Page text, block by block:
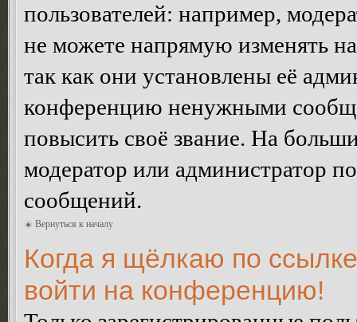
пользователей: например,
не можете напрямую изменять
так как они установлены её
конференцию ненужными
повысить своё звание. На
модератор или администратор
сообщений.
Вернуться к началу
Когда я щёлкаю по
войти на конференцию!